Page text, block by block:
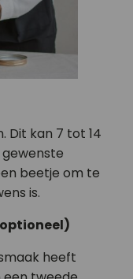
Dit kan 7 tot 14
beetje om te
is.
heeft